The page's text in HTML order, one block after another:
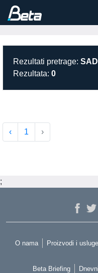
Rezultati pretrage: SAD
Rezultata: 0
‹ 1 ›
;
O nama Proizvodi i usluge
Beta Briefing